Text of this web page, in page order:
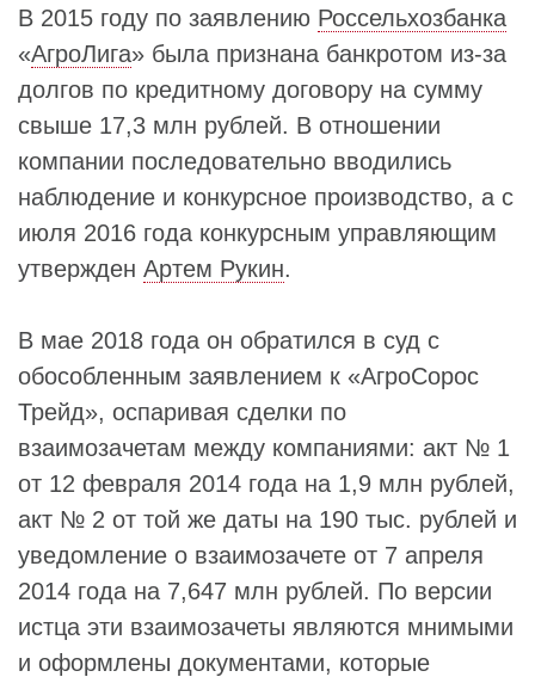
В 2015 году по заявлению Россельхозбанка
«АгроЛига» была признана банкротом из‑за
долгов по кредитному договору на сумму
свыше 17,3 млн рублей. В отношении
компании последовательно вводились
наблюдение и конкурсное производство, а с
июля 2016 года конкурсным управляющим
утвержден Артем Рукин.
В мае 2018 года он обратился в суд с
обособленным заявлением к «АгроСорос
Трейд», оспаривая сделки по
взаимозачетам между компаниями: акт № 1
от 12 февраля 2014 года на 1,9 млн рублей,
акт № 2 от той же даты на 190 тыс. рублей и
уведомление о взаимозачете от 7 апреля
2014 года на 7,647 млн рублей. По версии
истца эти взаимозачеты являются мнимыми
и оформлены документами, которые